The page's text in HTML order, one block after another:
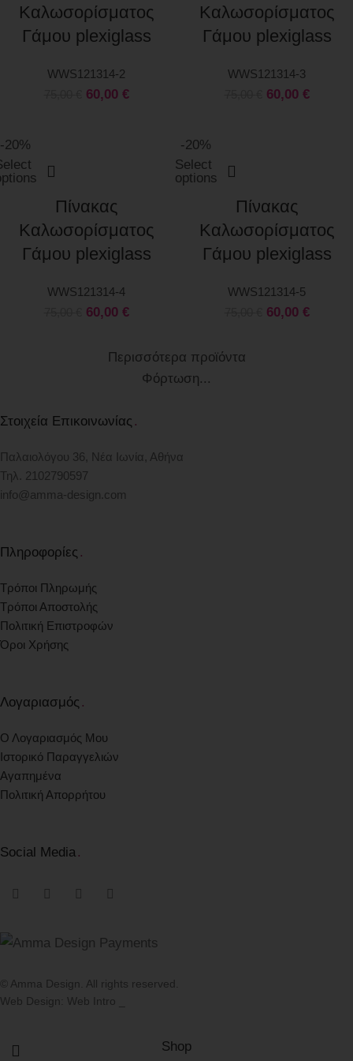
Καλωσορίσματος
Γάμου plexiglass
WWS121314-2
60,00 €
Καλωσορίσματος
Γάμου plexiglass
WWS121314-3
60,00 €
-20%
Πίνακας
Καλωσορίσματος
Γάμου plexiglass
WWS121314-4
60,00 €
-20%
Select
options
Πίνακας
Καλωσορίσματος
Γάμου plexiglass
WWS121314-5
60,00 €
Περισσότερα προϊόντα
Φόρτωση...
Στοιχεία Επικοινωνίας .
Παλαιολόγου 36, Νέα Ιωνία, Αθήνα
Τηλ. 2102790597
info@amma-design.com
Πληροφορίες .
Τρόποι Πληρωμής
Τρόποι Αποστολής
Πολιτική Επιστροφών
Όροι Χρήσης
Λογαριασμός .
Ο Λογαριασμός Μου
Ιστορικό Παραγγελιών
Αγαπημένα
Πολιτική Απορρήτου
Social Media .
© Amma Design. All rights reserved.
Web Design: Web Intro _
Shop